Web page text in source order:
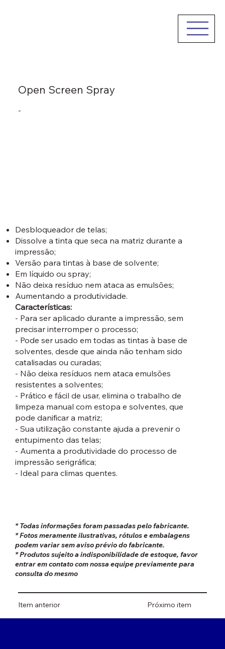
Open Screen Spray
-
Desbloqueador de telas;
Dissolve a tinta que seca na matriz durante a
impressão;
Versão para tintas à base de solvente;
Em líquido ou spray;
Não deixa resíduo nem ataca as emulsões;
Aumentando a produtividade.
Características:
- Para ser aplicado durante a impressão, sem
precisar interromper o processo;
- Pode ser usado em todas as tintas à base de
solventes, desde que ainda não tenham sido
catalisadas ou curadas;
- Não deixa resíduos nem ataca emulsões
resistentes a solventes;
- Prático e fácil de usar, elimina o trabalho de
limpeza manual com estopa e solventes, que
pode danificar a matriz;
- Sua utilização constante ajuda a prevenir o
entupimento das telas;
- Aumenta a produtividade do processo de
impressão serigráfica;
- Ideal para climas quentes.
* Todas informações foram passadas pelo fabricante.
* Fotos meramente ilustrativas, rótulos e embalagens
podem variar sem aviso prévio do fabricante.
* Produtos sujeito a indisponibilidade de estoque, favor
entrar em contato com nossa equipe previamente para
consulta do mesmo
Próximo item
Item anterior